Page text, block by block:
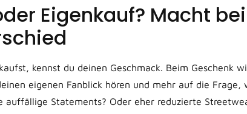
Eigenkauf? Macht
kennst du deinen Geschmack. Beim Geschenk
eigenen Fanblick hören und mehr auf die Frage,
auffällige Statements? Oder eher reduzierte